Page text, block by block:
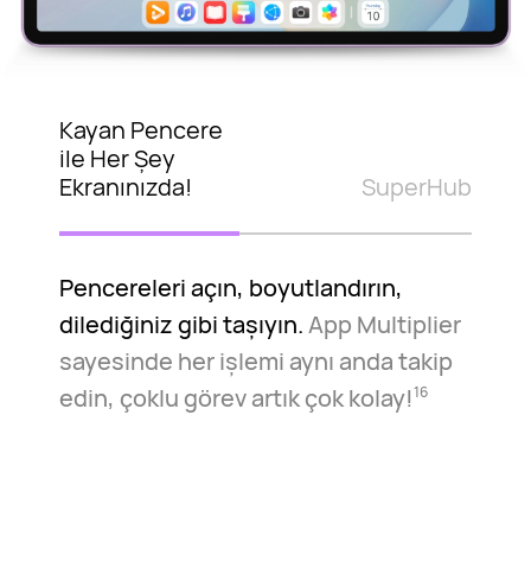
Kayan Pencere
ile Her Şey
Ekranınızda!
SuperHub
Pencereleri açın, boyutlandırın,
dilediğiniz gibi taşıyın.App Multiplier
sayesinde her işlemi aynı anda takip
edin, çoklu görev artık çok kolay!16